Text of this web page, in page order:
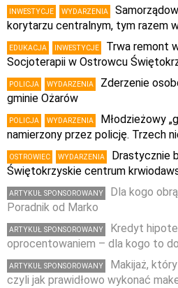
INWESTYCJE WYDARZENIA
korytarzu centralnym, tym razem
EDUKACJA INWESTYCJE
Trwa remont
Socjoterapii w Ostrowcu
POLICJA WYDARZENIA
Zderzenie
gminie Ożarów
POLICJA WYDARZENIA
Młodzieżowy
namierzony przez policję. Trzech
OSTROWIEC WYDARZENIA
Drastycznie
Świętokrzyskie centrum
ARTYKUŁ SPONSOROWANY
Dla kogo
Poradnik od Marko
ARTYKUŁ SPONSOROWANY
Kredyt
oprocentowaniem – dla kogo to
ARTYKUŁ SPONSOROWANY
Makijaż,
czyli jak prawidłowo wykonać